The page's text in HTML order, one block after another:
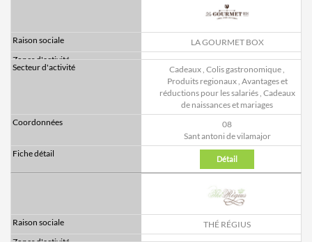
LA GOURMET BOX
Cadeaux, Colis gastronomique,
Produits regionaux, Avantages et
réductions pour les salariés, Cadeaux
de naissances et mariages
08
Sant antoni de vilamajor
Détail
THÉ RÉGIUS